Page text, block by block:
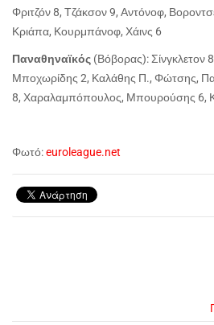
Φριτζόν 8, Τζάκσον 9, Αντόνοφ,
Κριάπα, Κουρμπάνοφ, Χάινς 6
Παναθηναϊκός (Βόβορας): Σίνγκλετον
Μποχωρίδης 2, Καλάθης Π., Φώτσης,
8, Χαραλαμπόπουλος, Μπουρούσης 6,
Φωτό:euroleague.net